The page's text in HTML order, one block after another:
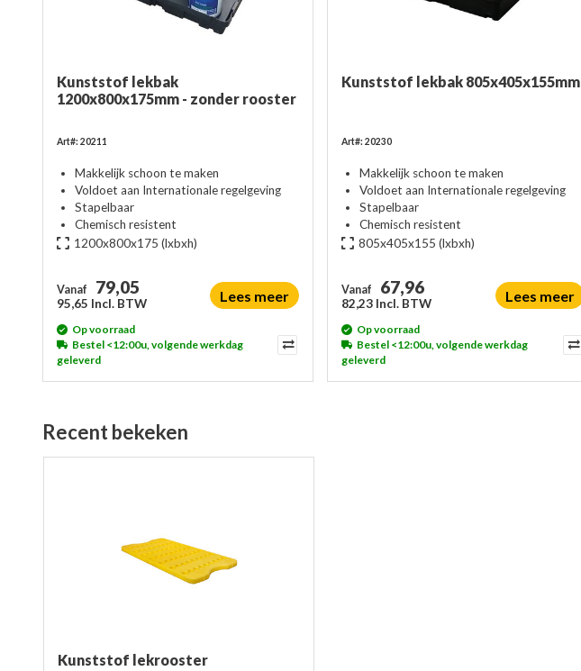
Kunststof lekbak
1200x800x175mm - zonder rooster
Art#: 20211
Makkelijk schoon te maken
Voldoet aan Internationale regelgeving
Stapelbaar
Chemisch resistent
1200x800x175 (lxbxh)
Vanaf 79,05
95,65 Incl. BTW Lees meer
Op voorraad
Bestel <12:00u, volgende werkdag
geleverd
Kunststof lekbak 805x405x155mm
Art#: 20230
Makkelijk schoon te maken
Voldoet aan Internationale regelgeving
Stapelbaar
Chemisch resistent
805x405x155 (lxbxh)
Vanaf 67,96
82,23 Incl. BTW Lees meer
Op voorraad
Bestel <12:00u, volgende werkdag
geleverd
Recent bekeken
Kunststof lekrooster